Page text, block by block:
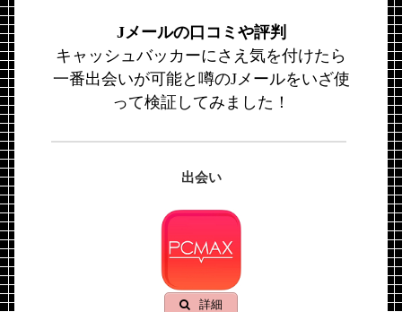
Jメールの口コミや評判
キャッシュバッカーにさえ気を付けたら
一番出会いが可能と噂のJメールをいざ使
って検証してみました！
出会い
詳細